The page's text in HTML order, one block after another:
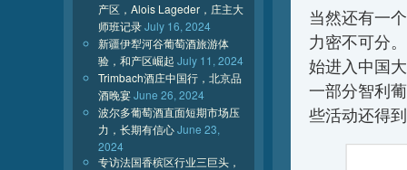
当然还有一
力密不可分
始进入中国
一部分智利
些活动还得
产区，Alois Lageder，庄主大
师班记录July 16, 2024
新疆伊犁河谷葡萄酒旅游体
验，和产区崛起 July 11, 2024
Trimbach酒庄中国行，北京品
酒晚宴June 26, 2024
波尔多葡萄酒直面短期市场压
力，长期有信心June 23,
2024
专访法国香槟区行业三巨头，